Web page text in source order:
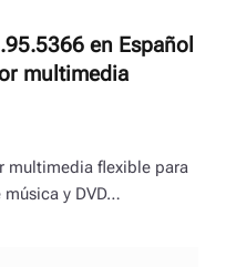
en Español
multimedia
multimedia flexible para
y DVD…